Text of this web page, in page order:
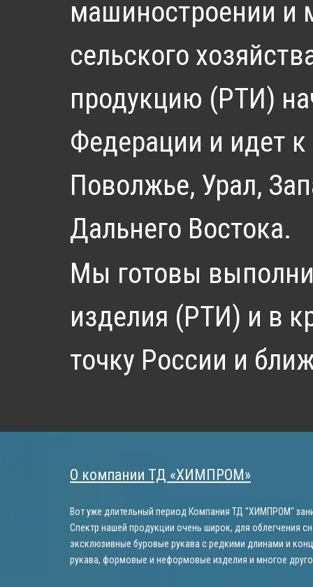
машиностроении и
сельского
продукцию (РТИ)
Федерации и идет
Поволжье, Урал,
Дальнего Востока.
Мы готовы
изделия (РТИ) и в
точку России и
О компании ТД «ХИМПРОМ»
Вот уже длительный период Компания ТД "ХИМПРОМ"
Спектр нашей продукции очень широк, для облегчения
эксклюзивные буровые рукава с редкими длинами и
рукава, формовые и неформовые изделия и многое